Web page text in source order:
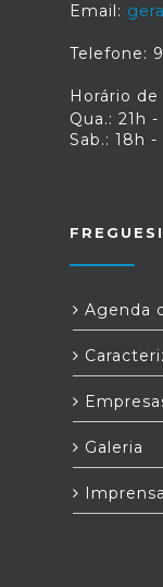
Email:
Telefone:
Horário
Qua.: 21h
Sab.: 18h -
Agenda
Galeria
Imprensa